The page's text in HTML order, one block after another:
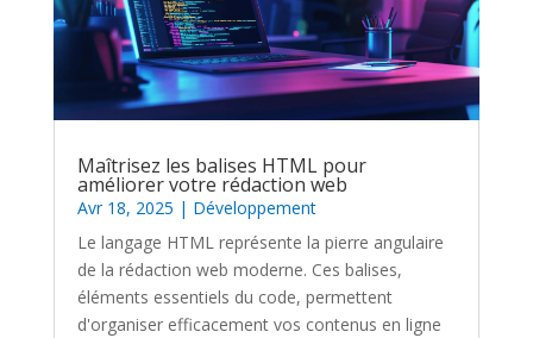
Maîtrisez les balises HTML pour
améliorer votre rédaction web
Avr 18, 2025 | Développement
Le langage HTML représente la pierre angulaire
de la rédaction web moderne. Ces balises,
éléments essentiels du code, permettent
d'organiser efficacement vos contenus en ligne